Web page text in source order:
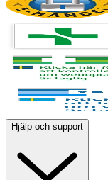
Hjälp och support